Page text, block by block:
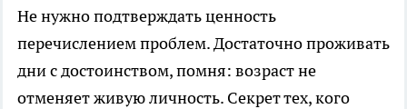
Не нужно подтверждать ценность
перечислением проблем. Достаточно проживать
дни с достоинством, помня: возраст не
отменяет живую личность. Секрет тех, кого